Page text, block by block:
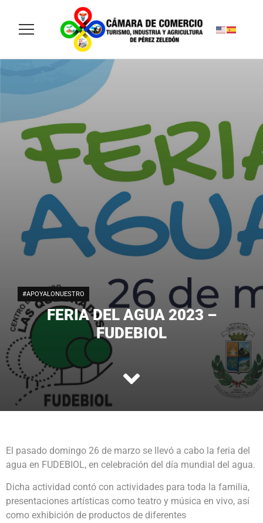
#APOYALONUESTRO
FERIA DEL AGUA 2023 –
FUDEBIOL
El pasado domingo 26 de marzo se llevó a cabo la feria del
agua en FUDEBIOL, en celebración del día mundial del agua.
Dicha actividad contó con actividades para toda la familia,
presentaciones artísticas como teatro y música en vivo, así
como exhibición de productos de diferentes